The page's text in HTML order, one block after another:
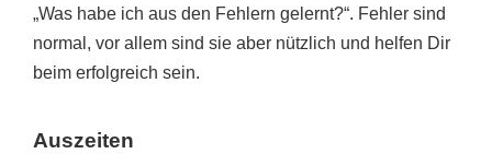
„Was habe ich aus den Fehlern gelernt?“. Fehler sind
normal, vor allem sind sie aber nützlich und helfen Dir
beim erfolgreich sein.
Auszeiten